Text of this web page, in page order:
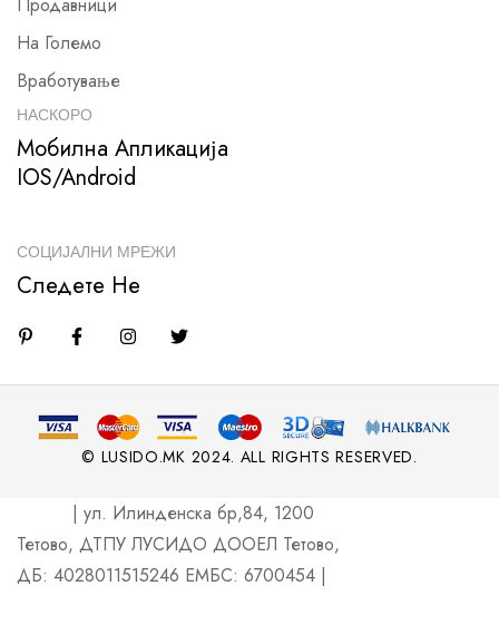
Продавници
На Големо
Вработување
НАСКОРО
Мобилна Апликација
IOS/Android
СОЦИЈАЛНИ МРЕЖИ
Следете Не
© LUSIDO.MK 2024. ALL RIGHTS RESERVED.
| ул. Илинденска бр,84, 1200
Тетово, ДТПУ ЛУСИДО ДООЕЛ Тетово,
ДБ: 4028011515246 ЕМБС: 6700454 |